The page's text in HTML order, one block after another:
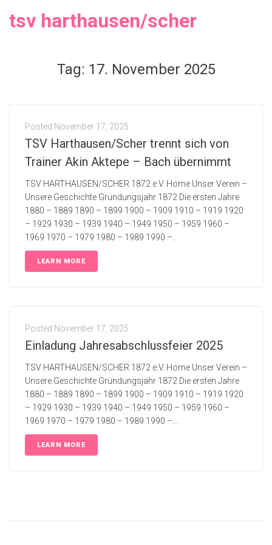
tsv harthausen/scher
Tag: 17. November 2025
Posted November 17, 2025
TSV Harthausen/Scher trennt sich von
Trainer Akin Aktepe – Bach übernimmt
TSV HARTHAUSEN/SCHER 1872 e.V. Home Unser Verein –
Unsere Geschichte Gründungsjahr 1872 Die ersten Jahre
1880 – 1889 1890 – 1899 1900 – 1909 1910 – 1919 1920
– 1929 1930 – 1939 1940 – 1949 1950 – 1959 1960 –
1969 1970 – 1979 1980 – 1989 1990 –...
LEARN MORE
Posted November 17, 2025
Einladung Jahresabschlussfeier 2025
TSV HARTHAUSEN/SCHER 1872 e.V. Home Unser Verein –
Unsere Geschichte Gründungsjahr 1872 Die ersten Jahre
1880 – 1889 1890 – 1899 1900 – 1909 1910 – 1919 1920
– 1929 1930 – 1939 1940 – 1949 1950 – 1959 1960 –
1969 1970 – 1979 1980 – 1989 1990 –...
LEARN MORE